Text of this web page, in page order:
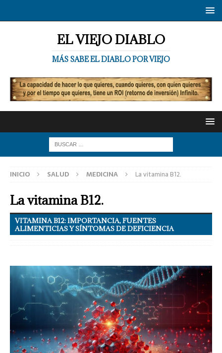
EL VIEJO DIABLO
MÁS SABE EL DIABLO POR VIEJO
INICIO SALUD MEDICINA La vitamina B12.
La vitamina B12.
VITAMINA B12: IMPORTANCIA, FUENTES
ALIMENTICIAS Y SÍNTOMAS DE DEFICIENCIA